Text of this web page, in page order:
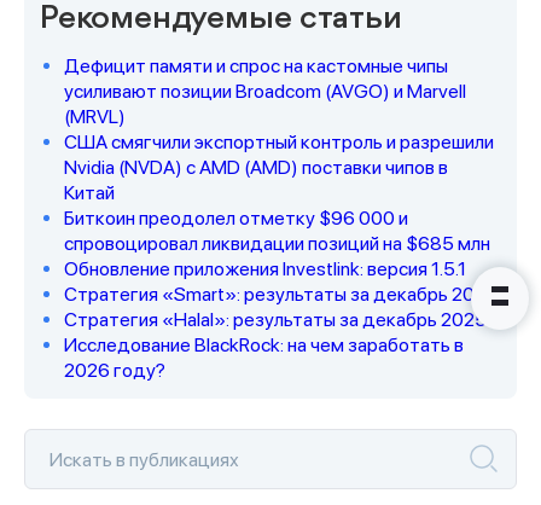
Рекомендуемые статьи
Дефицит памяти и спрос на кастомные чипы
усиливают позиции Broadcom (AVGO) и Marvell
(MRVL)
США смягчили экспортный контроль и разрешили
Nvidia (NVDA) с AMD (AMD) поставки чипов в
Китай
Биткоин преодолел отметку $96 000 и
спровоцировал ликвидации позиций на $685 млн
Обновление приложения Investlink: версия 1.5.1
Стратегия «Smart»: результаты за декабрь 2025
Стратегия «Halal»: результаты за декабрь 2025
Исследование BlackRock: на чем заработать в
2026 году?
Наши консультанты свяжутся с
вами в ближайшее время